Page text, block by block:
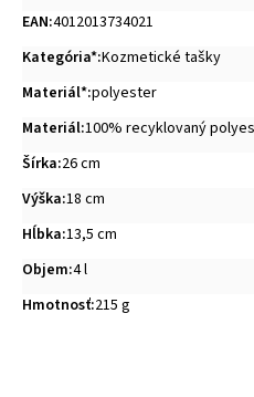
EAN:4012013734021
Kategória*:Kozmetické tašky
Materiál*:polyester
Materiál:100% recyklovaný
Šírka:26 cm
Výška:18 cm
Hĺbka:13,5 cm
Objem:4 l
Hmotnosť:215 g